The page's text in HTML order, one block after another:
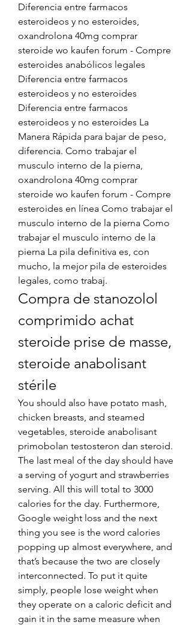
Diferencia entre farmacos
esteroideos y no esteroides,
oxandrolona 40mg comprar
steroide wo kaufen forum - Compre
esteroides anabólicos legales
Diferencia entre farmacos
esteroideos y no esteroides
Diferencia entre farmacos
esteroideos y no esteroides La
Manera Rápida para bajar de peso,
diferencia. Como trabajar el
musculo interno de la pierna,
oxandrolona 40mg comprar
steroide wo kaufen forum - Compre
esteroides en línea Como trabajar el
musculo interno de la pierna Como
trabajar el musculo interno de la
pierna La pila definitiva es, con
mucho, la mejor pila de esteroides
legales, como trabaj.
Compra de stanozolol
comprimido achat
steroide prise de masse,
steroide anabolisant
stérile
You should also have potato mash,
chicken breasts, and steamed
vegetables, steroide anabolisant
primobolan testosteron dan steroid.
The last meal of the day should have
a serving of yogurt and strawberries
serving. All this will total to 3000
calories for the day. Furthermore,
Google weight loss and the next
thing you see is the word calories
popping up almost everywhere, and
that’s because the two are closely
interconnected. To put it quite
simply, people lose weight when
they operate on a caloric deficit and
gain it in the same measure when